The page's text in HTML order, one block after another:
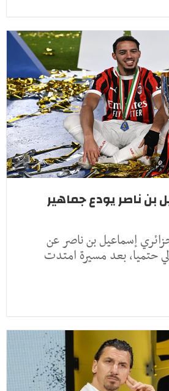
بن ناصر يودع جماهير
إسماعيل بن ناصر عن
حتميا، بعد مسيرة امتدت